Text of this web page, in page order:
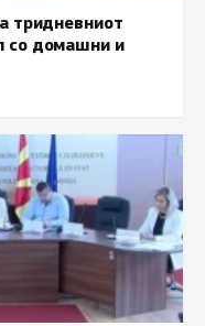
тридневниот
со домашни и